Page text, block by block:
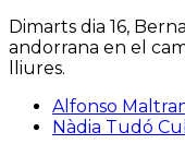
Dimarts dia 16,
andorrana en el
lliures.
Alfonso
Nàdia Tudó